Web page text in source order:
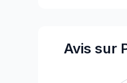
Avis sur